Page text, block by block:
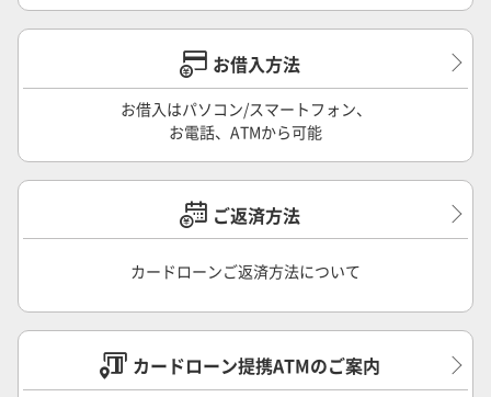
お借入方法
お借入はパソコン/スマートフォン、
お電話、ATMから可能
ご返済方法
カードローンご返済方法について
カードローン提携ATMのご案内